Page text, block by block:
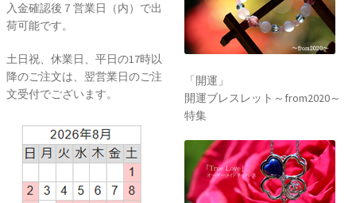
入金確認後７営業日（内）で出
荷可能です。
土日祝、休業日、平日の17時以
降のご注文は、翌営業日のご注
文受付でございます。
「開運」
開運ブレスレット～from2020～
特集